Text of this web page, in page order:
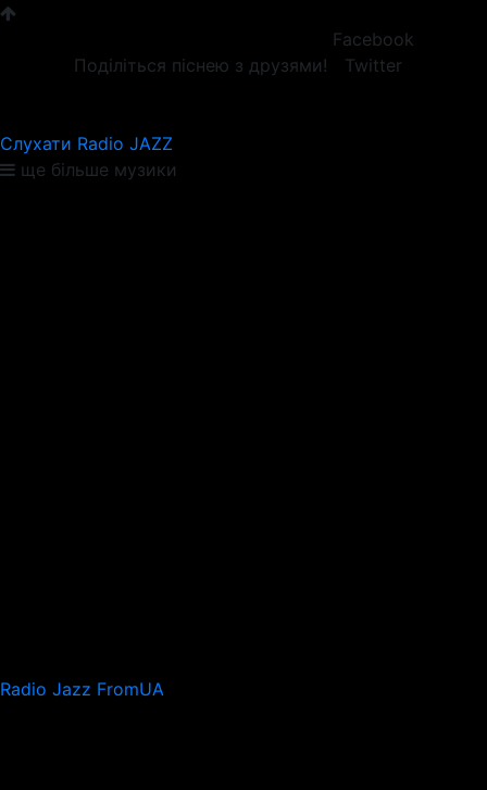
Поділіться піснею з друзями!
Facebook
Twitter
Слухати Radio JAZZ
ще більше музики
Radio Jazz FromUA